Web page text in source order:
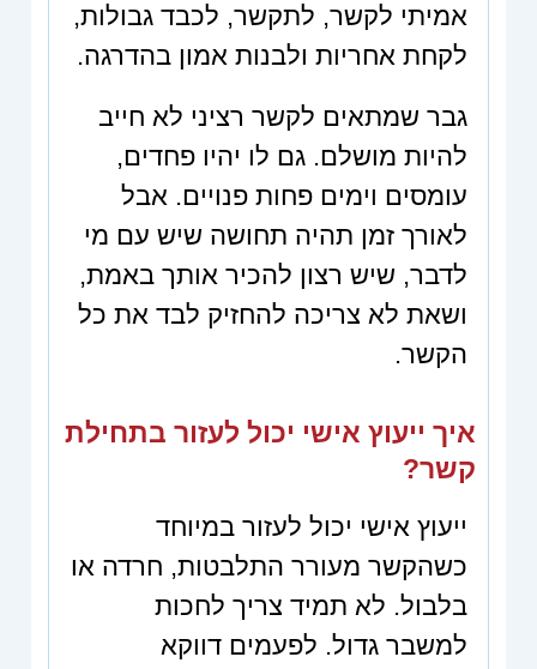
אמיתי לקשר, לתקשר, לכבד גבולות,
לקחת אחריות ולבנות אמון בהדרגה.
גבר שמתאים לקשר רציני לא חייב
להיות מושלם. גם לו יהיו פחדים,
עומסים וימים פחות פנויים. אבל
לאורך זמן תהיה תחושה שיש עם מי
לדבר, שיש רצון להכיר אותך באמת,
ושאת לא צריכה להחזיק לבד את כל
הקשר.
איך ייעוץ אישי יכול לעזור בתחילת
קשר?
ייעוץ אישי יכול לעזור במיוחד
כשהקשר מעורר התלבטות, חרדה או
בלבול. לא תמיד צריך לחכות
למשבר גדול. לפעמים דווקא